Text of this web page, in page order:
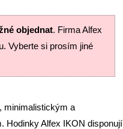
objednat. Firma Alfex
Vyberte si prosím jiné
minimalistickým a
Hodinky Alfex IKON disponují